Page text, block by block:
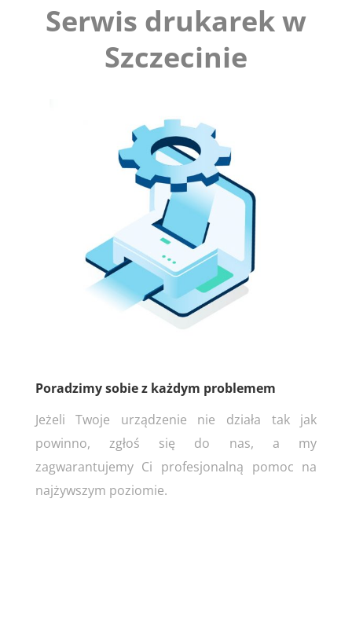
Serwis drukarek w
Szczecinie
Poradzimy sobie z każdym problemem
Jeżeli Twoje urządzenie nie działa tak jak
powinno, zgłoś się do nas, a my
zagwarantujemy Ci profesjonalną pomoc na
najżywszym poziomie.